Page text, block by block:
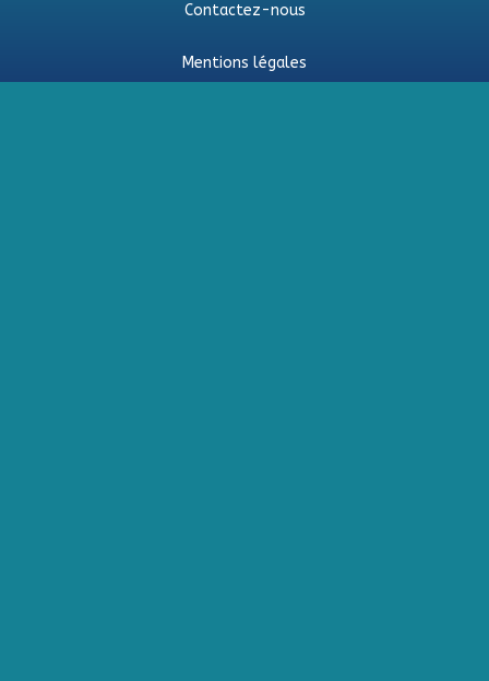
Contactez-nous
Mentions légales